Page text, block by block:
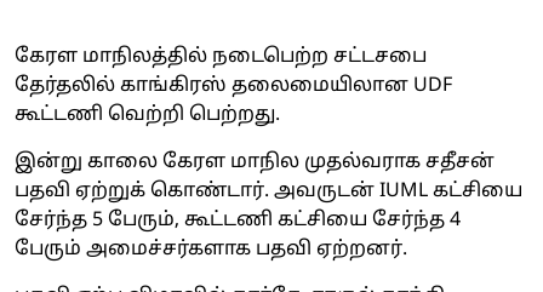
கேரள மாநிலத்தில் நடைபெற்ற சட்டசபை
தேர்தலில் காங்கிரஸ் தலைமையிலான UDF
கூட்டணி வெற்றி பெற்றது.
இன்று காலை கேரள மாநில முதல்வராக சதீசன்
பதவி ஏற்றுக் கொண்டார். அவருடன் IUML கட்சியை
சேர்ந்த 5 பேரும், கூட்டணி கட்சியை சேர்ந்த 4
பேரும் அமைச்சர்களாக பதவி ஏற்றனர்.